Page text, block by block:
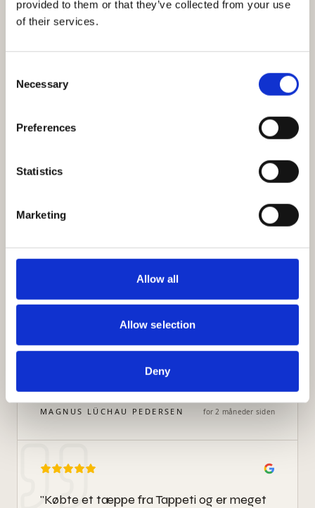
provided to them or that they’ve collected from your use
of their services.
Selection
Necessary
Preferences
Statistics
Marketing
Allow all
Allow selection
Deny
Hvadvoreskundersiger
5.0
TRUSTPILOT · EXCELLENT
Tappeti, super service og et super flot
produkt. Ingen problemer ved modtagelse
og tæppet stod knivskarpt. Deres stilfulde
MAGNUS LÜCHAU PEDERSEN for 2 måneder siden
"Købte et tæppe fra Tappeti og er meget